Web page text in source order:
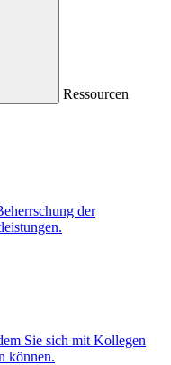
Ressourcen
der
Sie sich mit Kollegen
können.